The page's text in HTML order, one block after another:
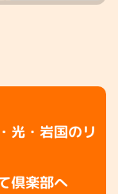
光・岩国のリ
倶楽部へ